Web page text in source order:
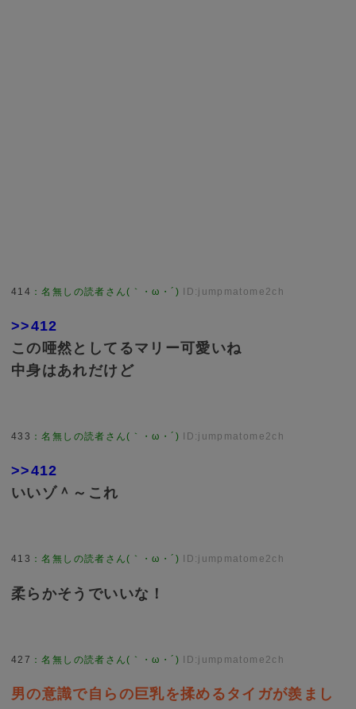
414 ：名無しの読者さん(｀・ω・´) ID:jumpmatome2ch
>>412
この唖然としてるマリー可愛いね
中身はあれだけど
433 ：名無しの読者さん(｀・ω・´) ID:jumpmatome2ch
>>412
いいゾ＾～これ
413 ：名無しの読者さん(｀・ω・´) ID:jumpmatome2ch
柔らかそうでいいな！
427 ：名無しの読者さん(｀・ω・´) ID:jumpmatome2ch
男の意識で自らの巨乳を揉めるタイガが羨まし